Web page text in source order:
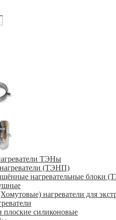
ТЭНы
(ТЭНП)
нагревательные блоки
нагреватели для
плоские силиконовые